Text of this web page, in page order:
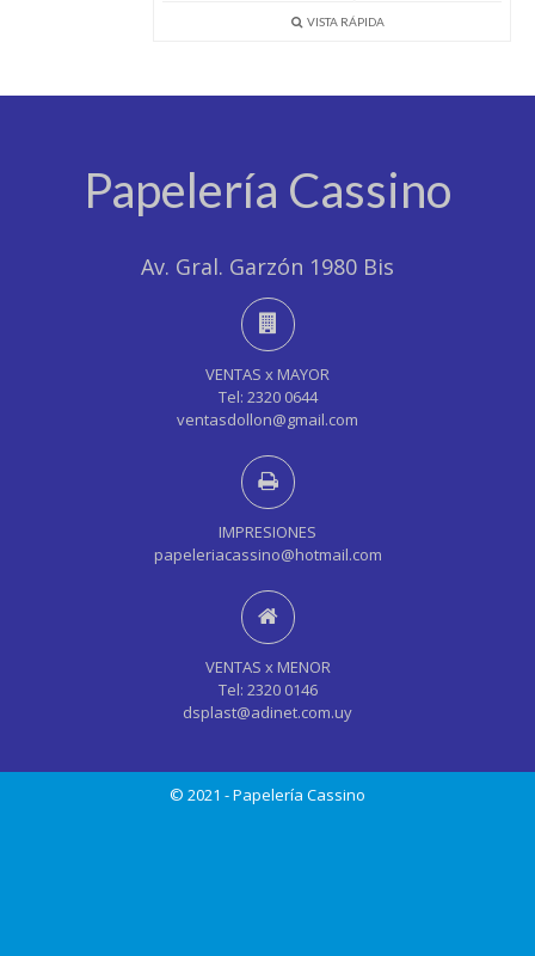
VISTA RÁPIDA
Papelería Cassino
Av. Gral. Garzón 1980 Bis
VENTAS x MAYOR
Tel: 2320 0644
ventasdollon@gmail.com
IMPRESIONES
papeleriacassino@hotmail.com
VENTAS x MENOR
Tel: 2320 0146
dsplast@adinet.com.uy
© 2021 - Papelería Cassino